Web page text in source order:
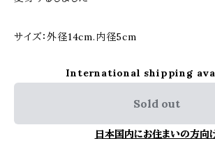
サイズ：外径14cm.内径5cm
International shipping
Sold out
日本国内にお住まいの方向